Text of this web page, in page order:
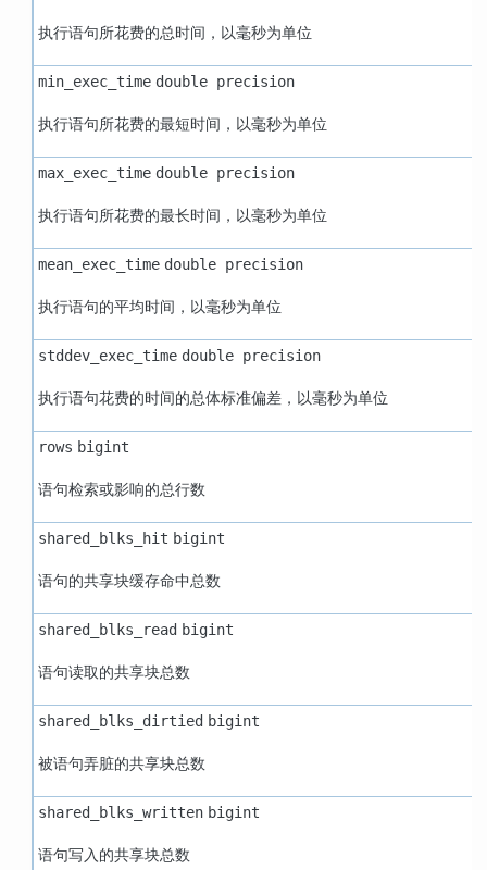
执行语句所花费的总时间，以毫秒为单位
min_exec_time double precision
执行语句所花费的最短时间，以毫秒为单位
max_exec_time double precision
执行语句所花费的最长时间，以毫秒为单位
mean_exec_time double precision
执行语句的平均时间，以毫秒为单位
stddev_exec_time double precision
执行语句花费的时间的总体标准偏差，以毫秒为单位
rows bigint
语句检索或影响的总行数
shared_blks_hit bigint
语句的共享块缓存命中总数
shared_blks_read bigint
语句读取的共享块总数
shared_blks_dirtied bigint
被语句弄脏的共享块总数
shared_blks_written bigint
语句写入的共享块总数